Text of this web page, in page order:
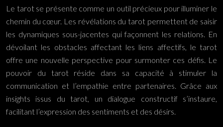
Le tarot se présente comme un outil précieux pour illuminer le
chemin du cœur. Les révélations du tarot permettent de saisir
les dynamiques sous-jacentes qui façonnent les relations. En
dévoilant les obstacles affectant les liens affectifs, le tarot
offre une nouvelle perspective pour surmonter ces défis. Le
pouvoir du tarot réside dans sa capacité à stimuler la
communication et l’empathie entre partenaires. Grâce aux
insights issus du tarot, un dialogue constructif s’instaure,
facilitant l’expression des sentiments et des désirs.